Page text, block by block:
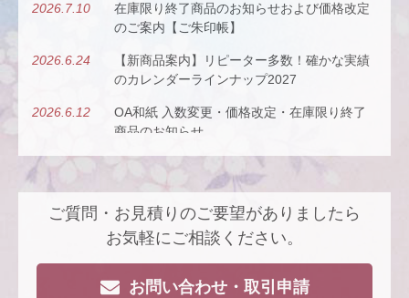
2026.7.10
在庫限り終了商品のお知らせおよび価格改定
のご案内【ご朱印帳】
2026.6.24
【新商品案内】リピーター多数！確かな実績
のカレンダーラインナップ2027
2026.6.12
OA和紙 入数変更・価格改定・在庫限り終了
商品のお知らせ
2026.5.26
にのせて。
2026.4.22
【新商品案内】派手すぎないがちょうどい
い、風も色も透ける、和紙の扇子
2026.4.16 大型連休休業日のお知らせ
ご質問・お見積りのご要望がありましたら
お気軽にご相談ください。
お問い合わせ・取引申請